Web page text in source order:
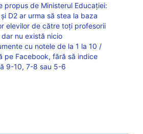
propus de Ministerul Educației:
D2 ar urma să stea la baza
elevilor de către toți profesorii
nu există nicio
cu notele de la 1 la 10 /
pe Facebook, fără să indice
9-10, 7-8 sau 5-6